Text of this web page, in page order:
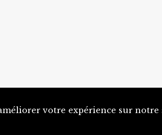
votre expérience sur